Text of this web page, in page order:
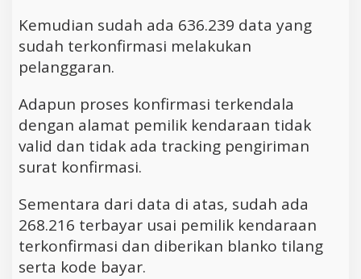
Kemudian sudah ada 636.239 data yang
sudah terkonfirmasi melakukan
pelanggaran.
Adapun proses konfirmasi terkendala
dengan alamat pemilik kendaraan tidak
valid dan tidak ada tracking pengiriman
surat konfirmasi.
Sementara dari data di atas, sudah ada
268.216 terbayar usai pemilik kendaraan
terkonfirmasi dan diberikan blanko tilang
serta kode bayar.